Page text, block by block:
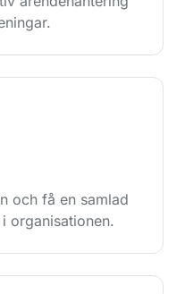
och få en samlad
organisationen.